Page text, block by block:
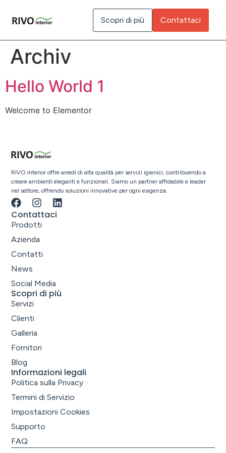
Scopri di più Contattaci
Archiv
Hello World 1
Welcome to Elementor
RIVO interior offre arredi di alta qualità per servizi igienici, contribuendo a
creare ambienti eleganti e funzionali. Siamo un partner affidabile e leader
nel settore, offrendo soluzioni innovative per ogni esigenza.
Contattaci
Prodotti
Azienda
Contatti
News
Social Media
Scopri di più
Servizi
Clienti
Galleria
Fornitori
Blog
Informazioni legali
Politica sulla Privacy
Termini di Servizio
Impostazioni Cookies
Supporto
FAQ